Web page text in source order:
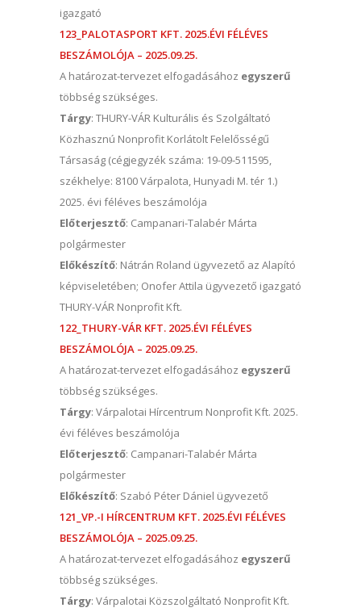
igazgató
123_PALOTASPORT KFT. 2025.ÉVI FÉLÉVES
BESZÁMOLÓJA – 2025.09.25.
A határozat-tervezet elfogadásához egyszerű
többség szükséges.
Tárgy: THURY-VÁR Kulturális és Szolgáltató
Közhasznú Nonprofit Korlátolt Felelősségű
Társaság (cégjegyzék száma: 19-09-511595,
székhelye: 8100 Várpalota, Hunyadi M. tér 1.)
2025. évi féléves beszámolója
Előterjesztő: Campanari-Talabér Márta
polgármester
Előkészítő: Nátrán Roland ügyvezető az Alapító
képviseletében; Onofer Attila ügyvezető igazgató
THURY-VÁR Nonprofit Kft.
122_THURY-VÁR KFT. 2025.ÉVI FÉLÉVES
BESZÁMOLÓJA – 2025.09.25.
A határozat-tervezet elfogadásához egyszerű
többség szükséges.
Tárgy: Várpalotai Hírcentrum Nonprofit Kft. 2025.
évi féléves beszámolója
Előterjesztő: Campanari-Talabér Márta
polgármester
Előkészítő: Szabó Péter Dániel ügyvezető
121_VP.-I HÍRCENTRUM KFT. 2025.ÉVI FÉLÉVES
BESZÁMOLÓJA – 2025.09.25.
A határozat-tervezet elfogadásához egyszerű
többség szükséges.
Tárgy: Várpalotai Közszolgáltató Nonprofit Kft.